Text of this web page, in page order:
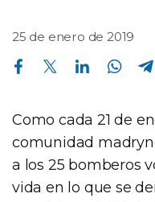
25 de enero de 2019
Compartir en Facebook Compartir en Twitter Compartir en Linkedin Compartir en Whatsapp
Como cada 21 de
comunidad
a los 25 bomberos
vida en lo que se